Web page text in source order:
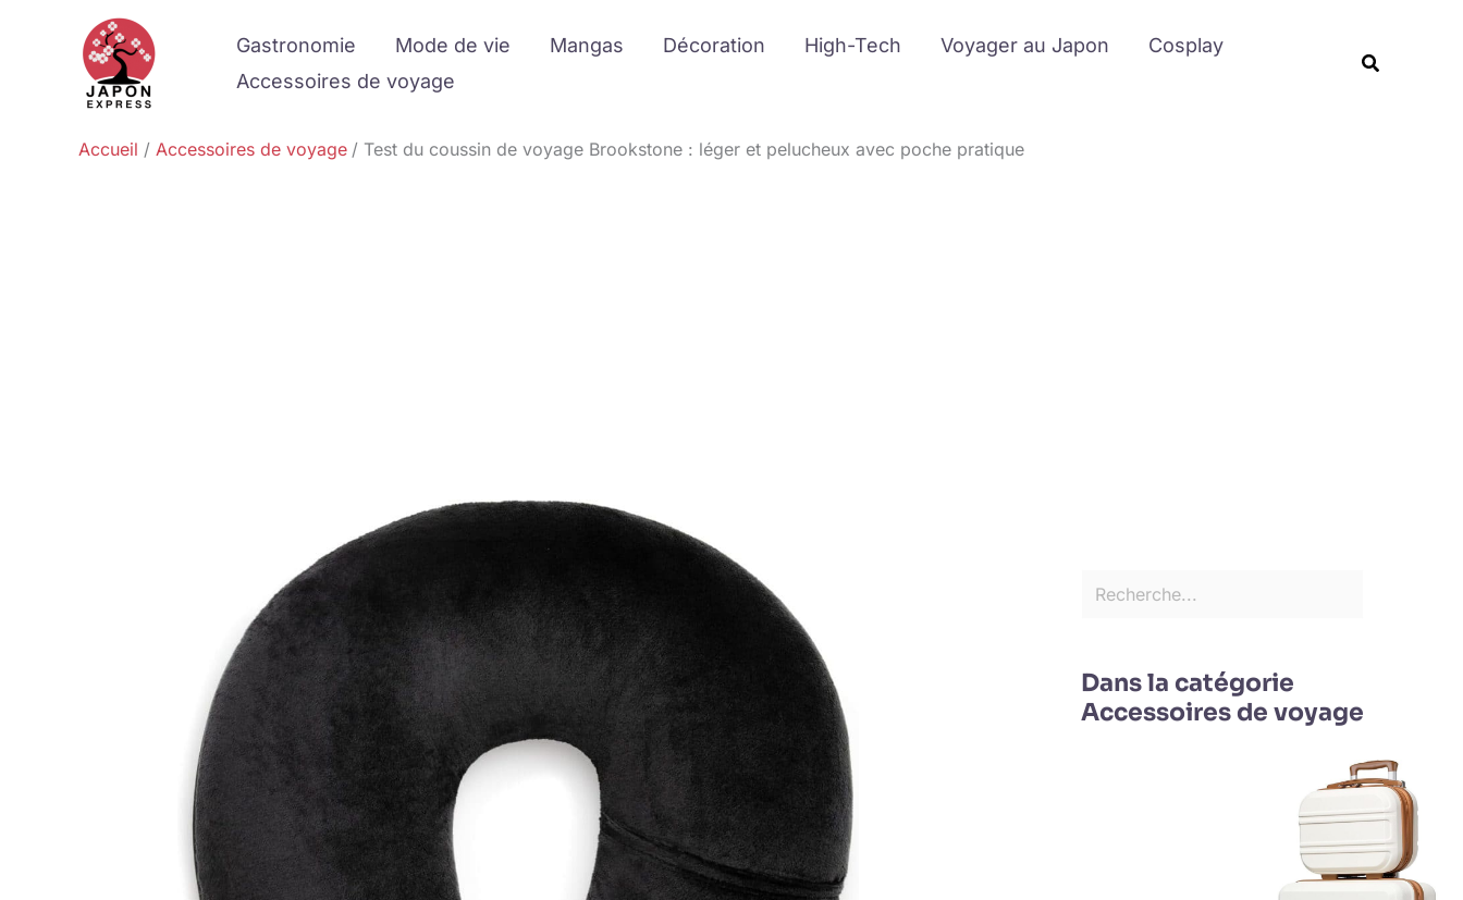
Gastronomie Mode de vie Mangas Décoration High-Tech Voyager au Japon
Cosplay
Accessoires de voyage
Accueil Accessoires de voyage Test du coussin de voyage Brookstone : léger et pelucheux avec poche pratique
Dans la catégorie
Accessoires de voyage